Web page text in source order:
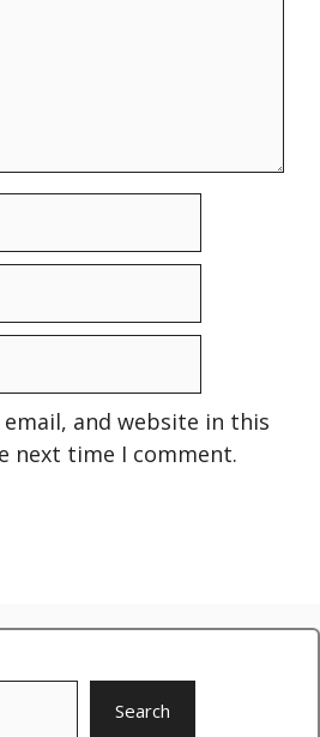
email, and website in this
next time I comment.
Search